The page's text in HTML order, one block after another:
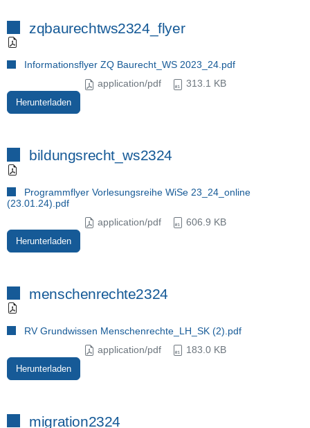
zqbaurechtws2324_flyer
Informationsflyer ZQ Baurecht_WS 2023_24.pdf
application/pdf
313.1 KB
Herunterladen
bildungsrecht_ws2324
Programmflyer Vorlesungsreihe WiSe 23_24_online
(23.01.24).pdf
application/pdf
606.9 KB
Herunterladen
menschenrechte2324
RV Grundwissen Menschenrechte_LH_SK (2).pdf
application/pdf
183.0 KB
Herunterladen
migration2324